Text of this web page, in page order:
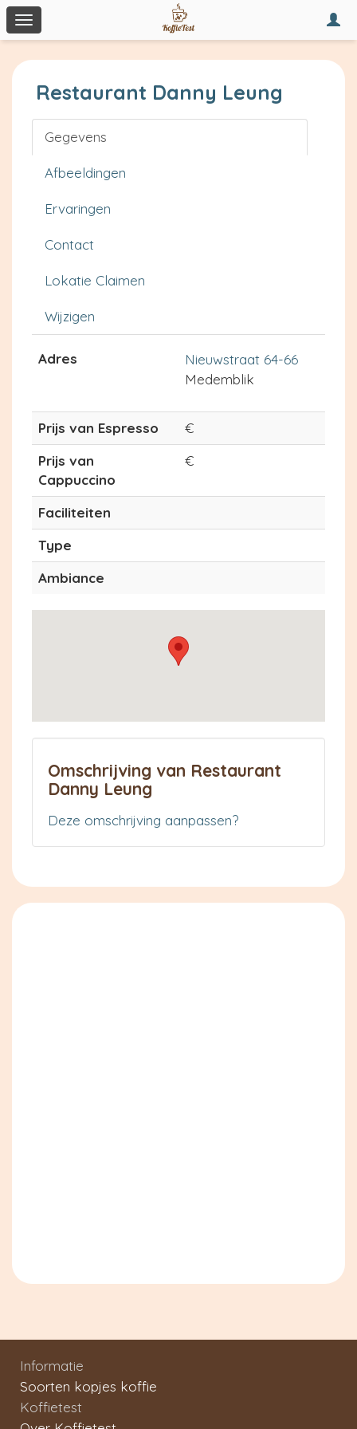
Toggle
navigation
Restaurant Danny Leung
Gegevens
Afbeeldingen
Ervaringen
Contact
Lokatie Claimen
Wijzigen
Adres
Nieuwstraat 64-66
Medemblik
Prijs van Espresso
€
Prijs van
Cappuccino
€
Faciliteiten
Type
Ambiance
Omschrijving van Restaurant
Danny Leung
Deze omschrijving aanpassen?
Informatie
Soorten kopjes koffie
Koffietest